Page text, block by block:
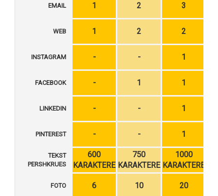
EMAIL 1 2 3
WEB 1 2 2
INSTAGRAM - - 1
FACEBOOK - 1 1
LINKEDIN - - 1
PINTEREST - - 1
TEKST
PERSHKRUES
600
KARAKTERE
750
KARAKTERE
1000
KARAKTERE
FOTO 6 10 20